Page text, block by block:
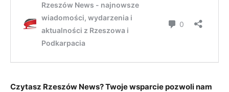
Czytasz Rzeszów News? Twoje wsparcie pozwoli nam